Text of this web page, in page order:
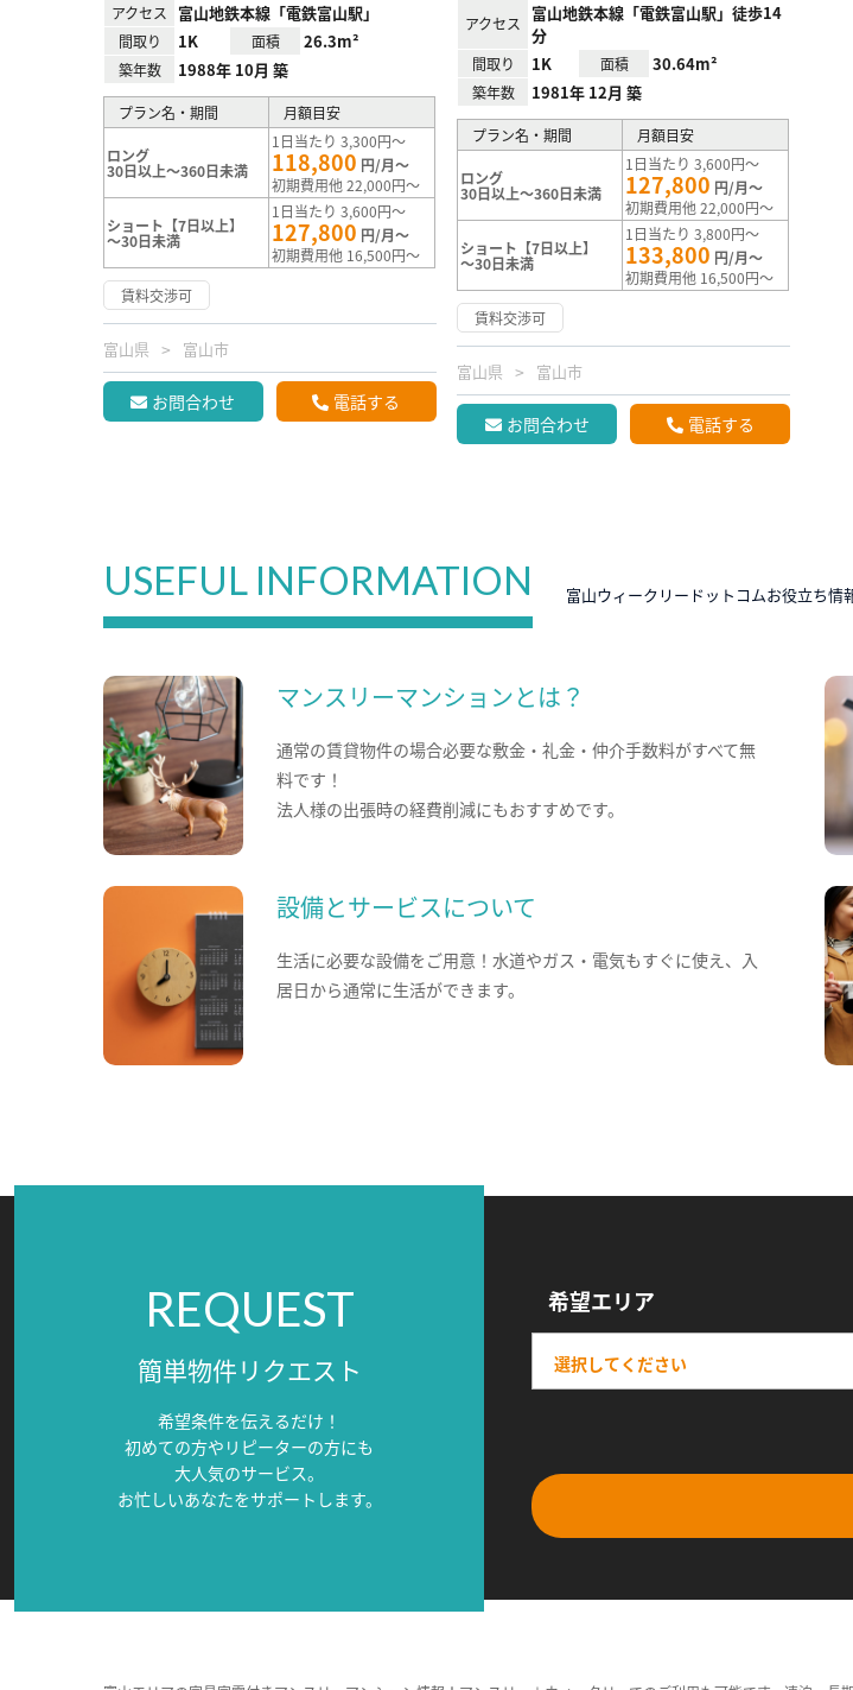
アクセス 富山地鉄本線「電鉄富山駅」
間取り 1K 面積 26.3m²
築年数 1988年 10月 築
プラン名・期間 月額目安
ロング
30日以上～360日未満
1日当たり 3,300円～
118,800 円/月～
初期費用他 22,000円～
ショート【7日以上】
～30日未満
1日当たり 3,600円～
127,800 円/月～
初期費用他 16,500円～
賃料交渉可
富山県 富山市
お問合わせ 電話する
アクセス
富山地鉄本線「電鉄富山駅」徒歩14
分
間取り 1K 面積 30.64m²
築年数 1981年 12月 築
プラン名・期間 月額目安
ロング
30日以上～360日未満
1日当たり 3,600円～
127,800 円/月～
初期費用他 22,000円～
ショート【7日以上】
～30日未満
1日当たり 3,800円～
133,800 円/月～
初期費用他 16,500円～
賃料交渉可
富山県 富山市
お問合わせ 電話する
USEFUL INFORMATION 富山ウィークリードットコムお役立ち情
マンスリーマンションとは？
通常の賃貸物件の場合必要な敷金・礼金・仲介手数料がすべて無
料です！
法人様の出張時の経費削減にもおすすめです。
設備とサービスについて
生活に必要な設備をご用意！水道やガス・電気もすぐに使え、入
居日から通常に生活ができます。
REQUEST
簡単物件リクエスト
希望条件を伝えるだけ！
初めての方やリピーターの方にも
大人気のサービス。
お忙しいあなたをサポートします。
希望エリア